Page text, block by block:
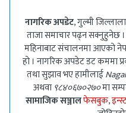
नागरिक अपडेट, गुल्मी
ताजा समाचार पढ्न सक्नुहुनेछ
महिनाबाट संचालनमा आएको
हो । नागरिक अपडेट डट कममा
तथा सुझाव भए हामीलाई
अथवा ९८४०६७०२७०मा
सामाजिक सञ्जालफेसबुक,